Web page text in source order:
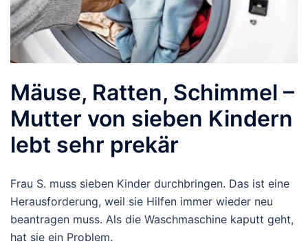
Mäuse, Ratten, Schimmel –
Mutter von sieben Kindern
lebt sehr prekär
Frau S. muss sieben Kinder durchbringen. Das ist eine
Herausforderung, weil sie Hilfen immer wieder neu
beantragen muss. Als die Waschmaschine kaputt geht,
hat sie ein Problem.